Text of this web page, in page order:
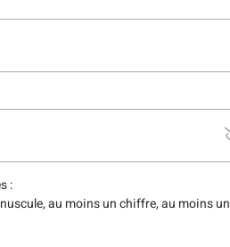
:
au moins un chiffre, au moins un